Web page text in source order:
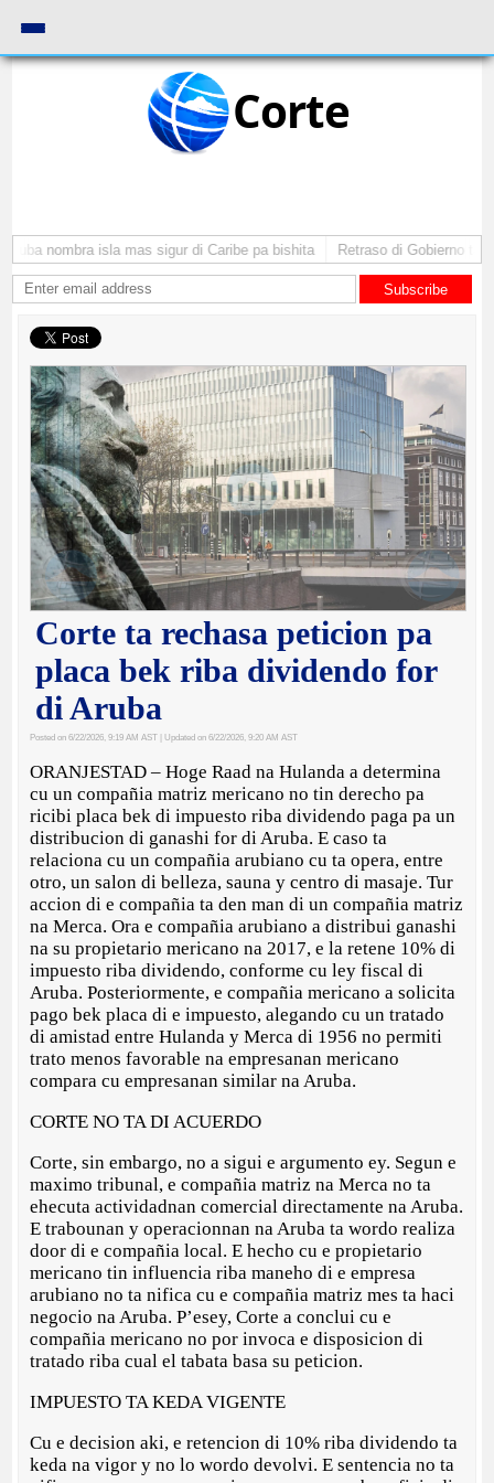
Corte
nombra isla mas sigur di Caribe pa bishita Retraso di Gobierno ta
Subscribe
Corte ta rechasa peticion pa
placa bek riba dividendo for
di Aruba
Posted on 6/22/2026, 9:19 AM AST | Updated on 6/22/2026, 9:20 AM AST
ORANJESTAD – Hoge Raad na Hulanda a determina
cu un compañia matriz mericano no tin derecho pa
ricibi placa bek di impuesto riba dividendo paga pa un
distribucion di ganashi for di Aruba. E caso ta
relaciona cu un compañia arubiano cu ta opera, entre
otro, un salon di belleza, sauna y centro di masaje. Tur
accion di e compañia ta den man di un compañia matriz
na Merca. Ora e compañia arubiano a distribui ganashi
na su propietario mericano na 2017, e la retene 10% di
impuesto riba dividendo, conforme cu ley fiscal di
Aruba. Posteriormente, e compañia mericano a solicita
pago bek placa di e impuesto, alegando cu un tratado
di amistad entre Hulanda y Merca di 1956 no permiti
trato menos favorable na empresanan mericano
compara cu empresanan similar na Aruba.
CORTE NO TA DI ACUERDO
Corte, sin embargo, no a sigui e argumento ey. Segun e
maximo tribunal, e compañia matriz na Merca no ta
ehecuta actividadnan comercial directamente na Aruba.
E trabounan y operacionnan na Aruba ta wordo realiza
door di e compañia local. E hecho cu e propietario
mericano tin influencia riba maneho di e empresa
arubiano no ta nifica cu e compañia matriz mes ta haci
negocio na Aruba. P’esey, Corte a conclui cu e
compañia mericano no por invoca e disposicion di
tratado riba cual el tabata basa su peticion.
IMPUESTO TA KEDA VIGENTE
Cu e decision aki, e retencion di 10% riba dividendo ta
keda na vigor y no lo wordo devolvi. E sentencia no ta